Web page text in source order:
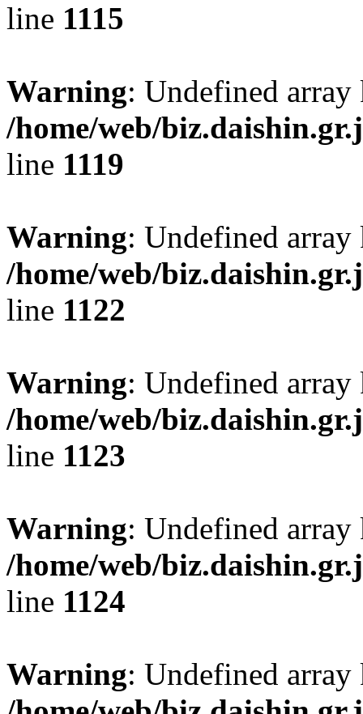
line 1115
Warning: Undefined
/home/web/
line 1119
Warning: Undefined
/home/web/
line 1122
Warning: Undefined
/home/web/
line 1123
Warning: Undefined
/home/web/
line 1124
Warning: Undefined